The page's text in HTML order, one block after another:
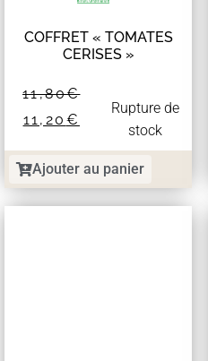
COFFRET « TOMATES
CERISES »
11,80€
11,20 €
Rupture de
stock
Ajouter au panier